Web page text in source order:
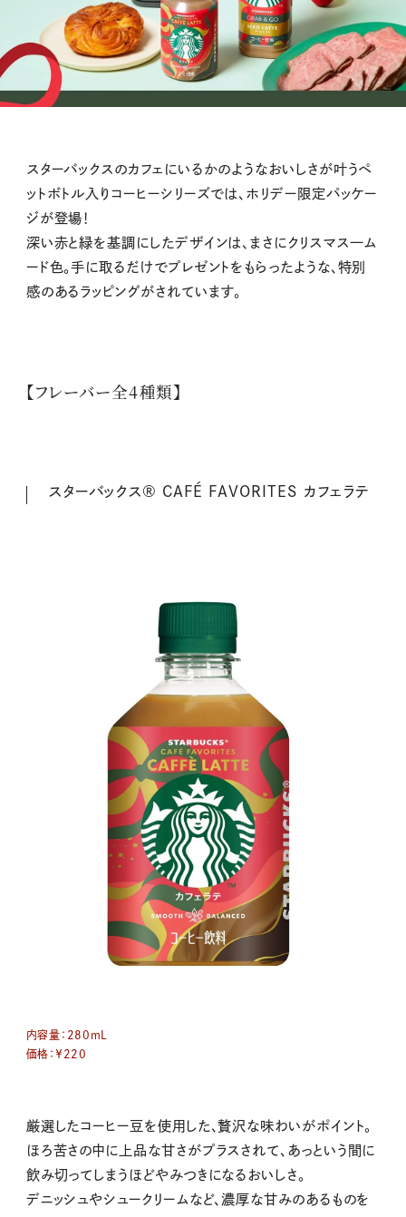
スターバックスのカフェにいるかのようなおいしさが叶うペ
ットボトル入りコーヒーシリーズでは、ホリデー限定パッケー
ジが登場！
深い赤と緑を基調にしたデザインは、まさにクリスマス一ム
ード色。手に取るだけでプレゼントをもらったような、特別
感のあるラッピングがされています。
【フレーバー全4種類】
スターバックス® CAFÉ FAVORITES カフェラテ
内容量： 280mL
価格：￥220
厳選したコーヒー豆を使用した、贅沢な味わいがポイント。
ほろ苦さの中に上品な甘さがプラスされて、あっという間に
飲み切ってしまうほどやみつきになるおいしさ。
デニッシュやシュークリームなど、濃厚な甘みのあるものを